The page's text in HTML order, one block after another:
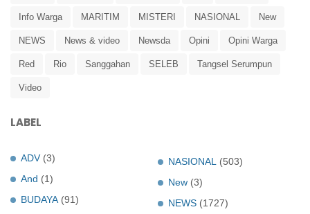
Info Warga MARITIM MISTERI NASIONAL New
NEWS News & video Newsda Opini Opini Warga
Red Rio Sanggahan SELEB Tangsel Serumpun
Video
LABEL
ADV (3)
And (1)
BUDAYA (91)
NASIONAL
(503)
New (3)
NEWS (1727)